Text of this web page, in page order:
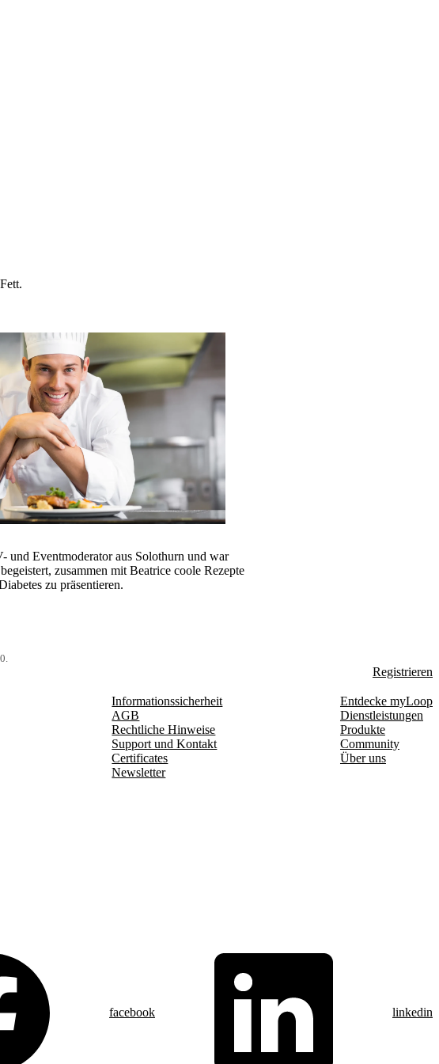
und Eventmoderator aus Solothurn und war
zusammen mit Beatrice coole Rezepte
zu präsentieren.
Registrieren
Informationssicherheit
AGB
Rechtliche Hinweise
Support und Kontakt
Certificates
Newsletter
Entdecke myLoop
Dienstleistungen
Produkte
Community
Über uns
facebook linkedin